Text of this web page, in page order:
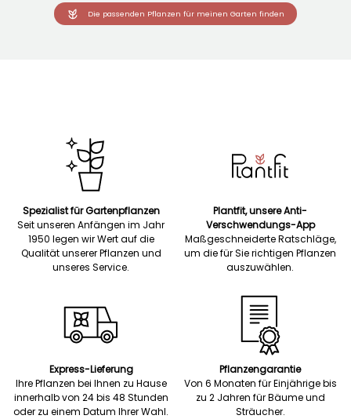
Die passenden Pflanzen für meinen Garten finden
Spezialist für Gartenpflanzen
Seit unseren Anfängen im Jahr
1950 legen wir Wert auf die
Qualität unserer Pflanzen und
unseres Service.
Plantfit, unsere Anti-
Verschwendungs-App
Maßgeschneiderte Ratschläge,
um die für Sie richtigen Pflanzen
auszuwählen.
Express-Lieferung
Ihre Pflanzen bei Ihnen zu Hause
innerhalb von 24 bis 48 Stunden
oder zu einem Datum Ihrer Wahl.
Pflanzengarantie
Von 6 Monaten für Einjährige bis
zu 2 Jahren für Bäume und
Sträucher.